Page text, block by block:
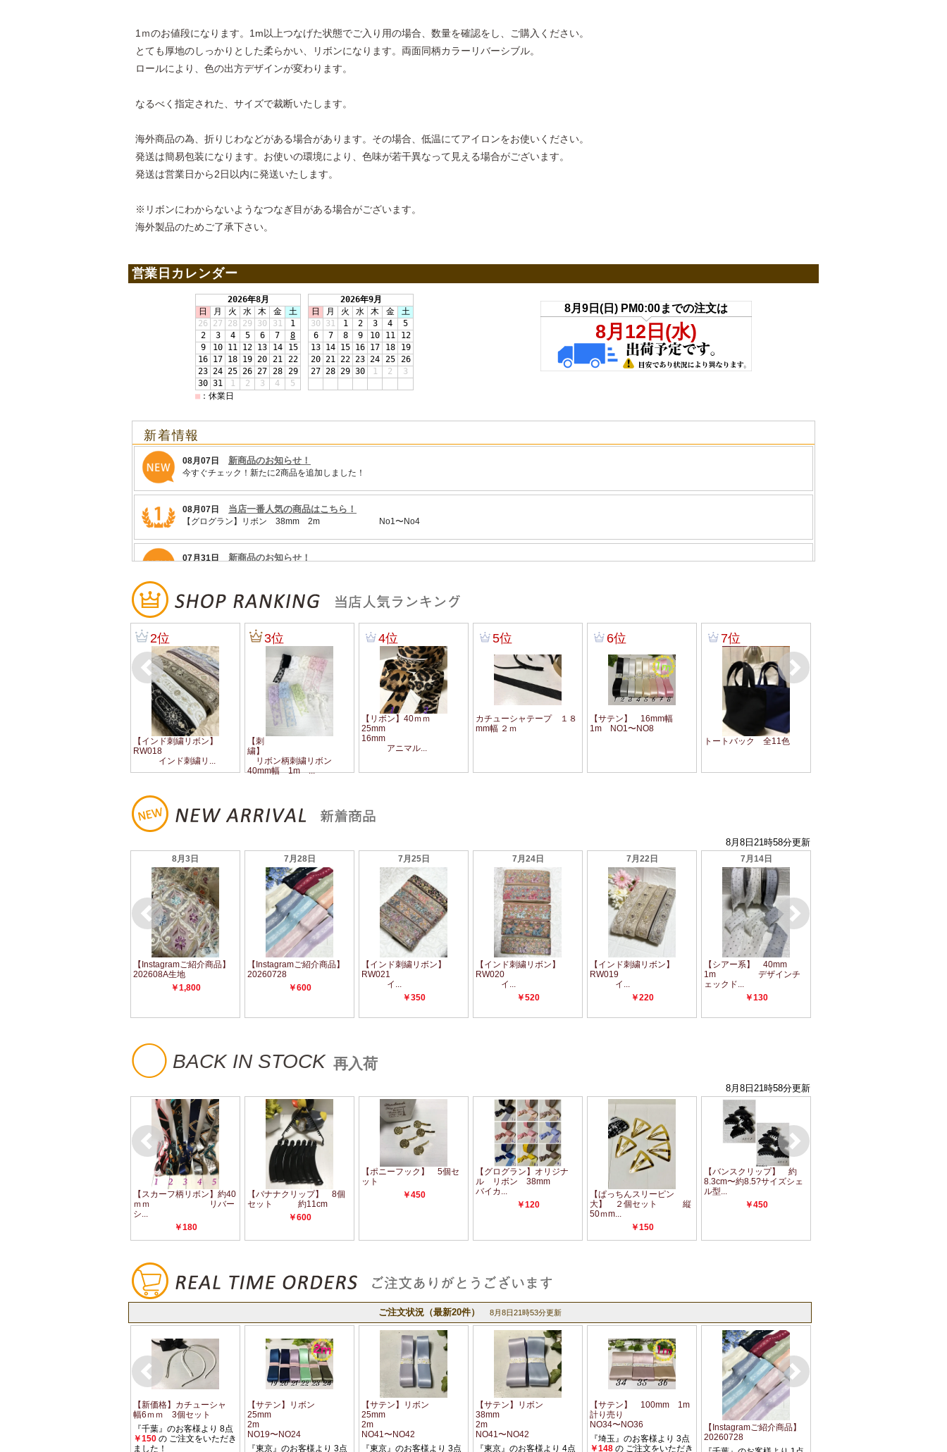
1ｍのお値段になります。1m以上つなげた状態でご入り用の場合、数量を確認をし、ご購入ください。
とても厚地のしっかりとした柔らかい、リボンになります。両面同柄カラーリバーシブル。
ロールにより、色の出方デザインが変わります。
なるべく指定された、サイズで裁断いたします。
海外商品の為、折りじわなどがある場合があります。その場合、低温にてアイロンをお使いください。
発送は簡易包装になります。お使いの環境により、色味が若干異なって見える場合がございます。
発送は営業日から2日以内に発送いたします。
※リボンにわからないようなつなぎ目がある場合がございます。
海外製品のためご了承下さい。
営業日カレンダー
◯ BACK IN STOCK 再入荷